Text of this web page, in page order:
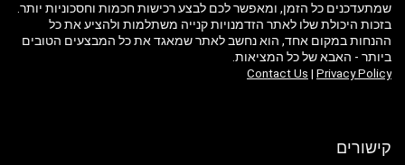
שמתעדכנים כל הזמן, ומאפשר לכם לבצע רכישות חכמות וחסכוניות יותר.
בזכות היכולת שלו לאתר הזדמנויות קנייה משתלמות ולהציע את כל
ההנחות במקום אחד, הוא נחשב לאתר שמאגד את כל המבצעים הטובים
ביותר - האבא של כל המציאות.
Contact Us | Privacy Policy
קישורים